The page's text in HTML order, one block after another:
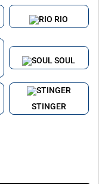
RIO
SOUL
STINGER